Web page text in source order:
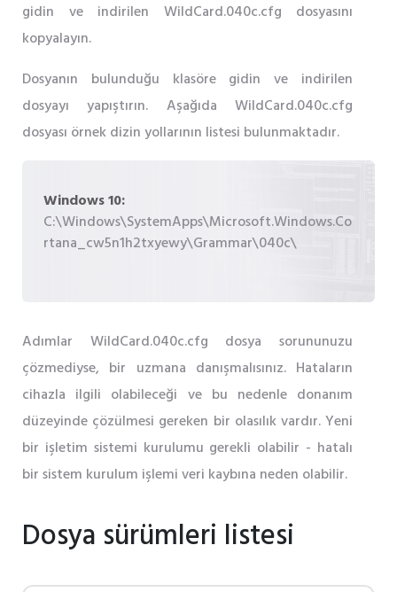
gidin ve indirilen WildCard.040c.cfg dosyasını
kopyalayın.
Dosyanın bulunduğu klasöre gidin ve indirilen
dosyayı yapıştırın. Aşağıda WildCard.040c.cfg
dosyası örnek dizin yollarının listesi bulunmaktadır.
Windows 10:
C:\Windows\SystemApps\Microsoft.Windows.Co
rtana_cw5n1h2txyewy\Grammar\040c\
Adımlar WildCard.040c.cfg dosya sorununuzu
çözmediyse, bir uzmana danışmalısınız. Hataların
cihazla ilgili olabileceği ve bu nedenle donanım
düzeyinde çözülmesi gereken bir olasılık vardır. Yeni
bir işletim sistemi kurulumu gerekli olabilir - hatalı
bir sistem kurulum işlemi veri kaybına neden olabilir.
Dosya sürümleri listesi